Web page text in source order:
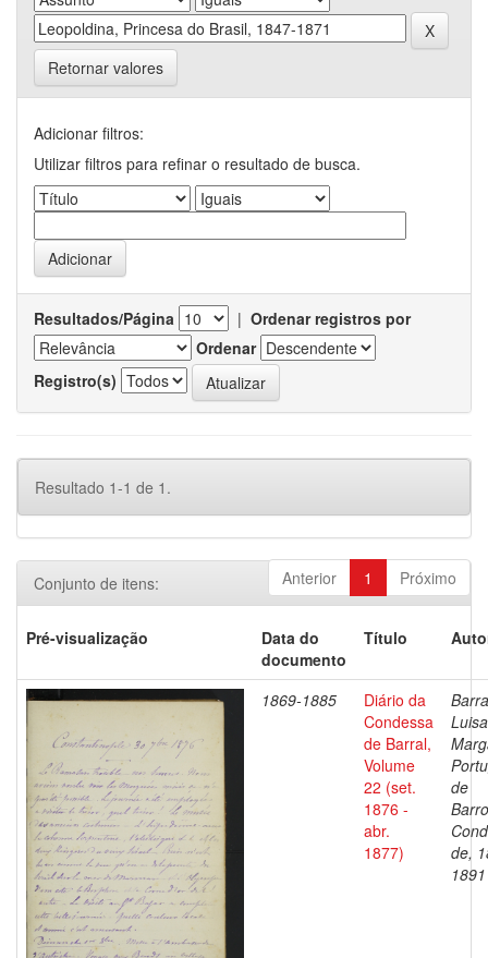
Retornar valores
Adicionar filtros:
Utilizar filtros para refinar o resultado de busca.
Resultados/Página | Ordenar registros por
Ordenar
Registro(s)
Resultado 1-1 de 1.
Anterior 1 Próximo
Conjunto de itens:
Pré-visualização
Data do
documento
Título
1869-1885
Diário da
Condessa
de Barral,
Volume
22 (set.
1876 -
abr.
1877)
Luisa
de
de,
1891